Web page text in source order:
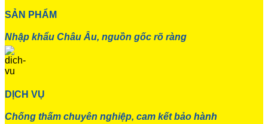
SẢN PHẨM
Nhập khẩu Châu Âu, nguồn gốc rõ ràng
DỊCH VỤ
Chống thấm chuyên nghiệp, cam kết bảo hành